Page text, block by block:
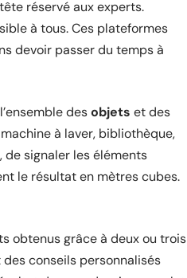
réservé aux experts.
à tous. Ces plateformes
devoir passer du temps à
desobjets et des
à laver, bibliothèque,
signaler les éléments
le résultat en mètres cubes.
obtenus grâce à deux ou trois
conseils personnalisés